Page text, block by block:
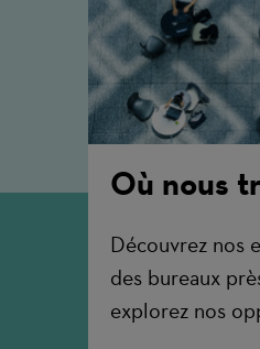
Où nous
Découvrez nos
des bureaux
explorez nos